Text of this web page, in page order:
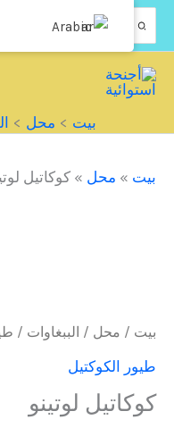
انتقل
المحتوى
عن:
بيت محل
بيت » محل » كوكاتيل
بيت / محل / الببغاوات /
طيور الكوكتيل
كوكاتيل لوتينو
Arabic